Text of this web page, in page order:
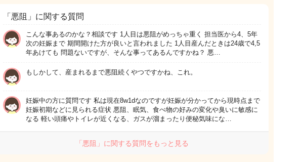
「悪阻」に関する質問
こんな事あるのかな？相談です 1人目は悪阻がめっちゃ重く 担当医から4、5年
次の妊娠まで 期間開けた方が良いと言われました 1人目産んだときは24歳で4,5
年あけても 問題ないですが、そんな事ってあるんですかね？ 悪…
もしかして、産まれるまで悪阻続くやつですかね、これ。
妊娠中の方に質問です 私は現在8w1dなのですが妊娠が分かってから現時点まで
妊娠初期などに見られる症状 悪阻、眠気、食べ物の好みの変化や臭いに敏感に
なる 軽い頭痛やトイレが近くなる、ガスが溜まったり便秘気味にな…
「悪阻」に関する質問をもっと見る